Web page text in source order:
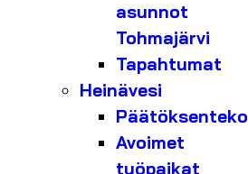
asunnot
Tohmajärvi
Tapahtumat
Heinävesi
Päätöksenteko
Avoimet
työpaikat